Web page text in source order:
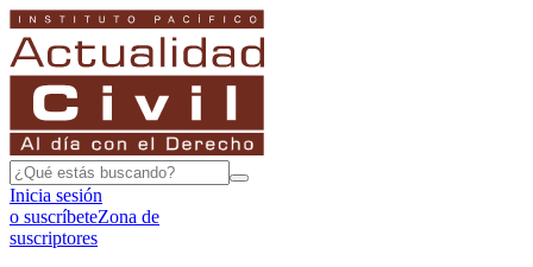
Inicia sesión
o suscríbeteZona de
suscriptores